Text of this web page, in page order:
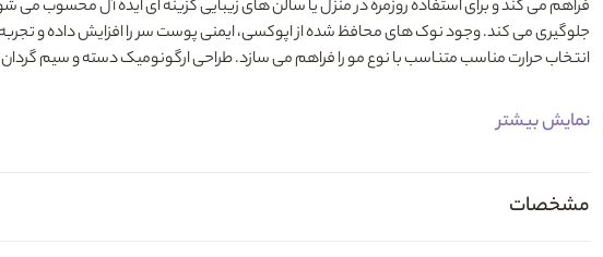
انتخاب حرارت مناسب متناسب با نوع مو را فراهم می سازد. طراحی ارگونومیک دسته و سیم گردان 2.7 متری نیز آزادی عمل و کنترل بهتر حین حالت دهی را تضمین می کند.
نمایش بیشتر
مشخصات